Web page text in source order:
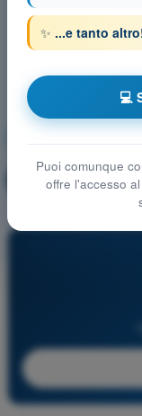
🔒
✨ ...e tanto
💻
Puoi comunque
offre l'accesso al